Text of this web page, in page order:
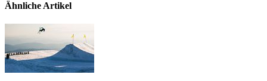
Ähnliche Artikel